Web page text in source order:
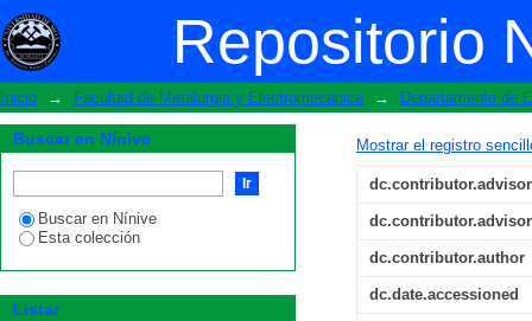
Repositorio
Sistema de Monitoreo Eléctrico en la
Guevara”
Inicio → Facultad de Metalurgia y Electromecánica → Departamento de
Mostrar el registro
dc.contributor.advisor
dc.contributor.advisor
dc.contributor.author
dc.date.accessioned
Buscar en Nínive
Buscar en Nínive
Esta colección
Listar